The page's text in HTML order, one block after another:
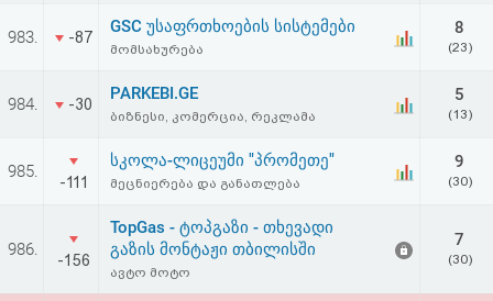
ავტორიზაცია
რეგისტრაცია
პაროლის
აღდგენა
HTML
კოდი
983. -87
GSC უსაფრთხოების სისტემები
მომსახურება
8
(23)
984. -30
PARKEBI.GE
ბიზნესი, კომერცია, რეკლამა
5
(13)
985.
-111
სკოლა-ლიცეუმი "პრომეთე"
მეცნიერება და განათლება
9
(30)
986.
-156
TopGas - ტოპგაზი - თხევადი
გაზის მონტაჟი თბილისში
ავტო მოტო
7
(30)